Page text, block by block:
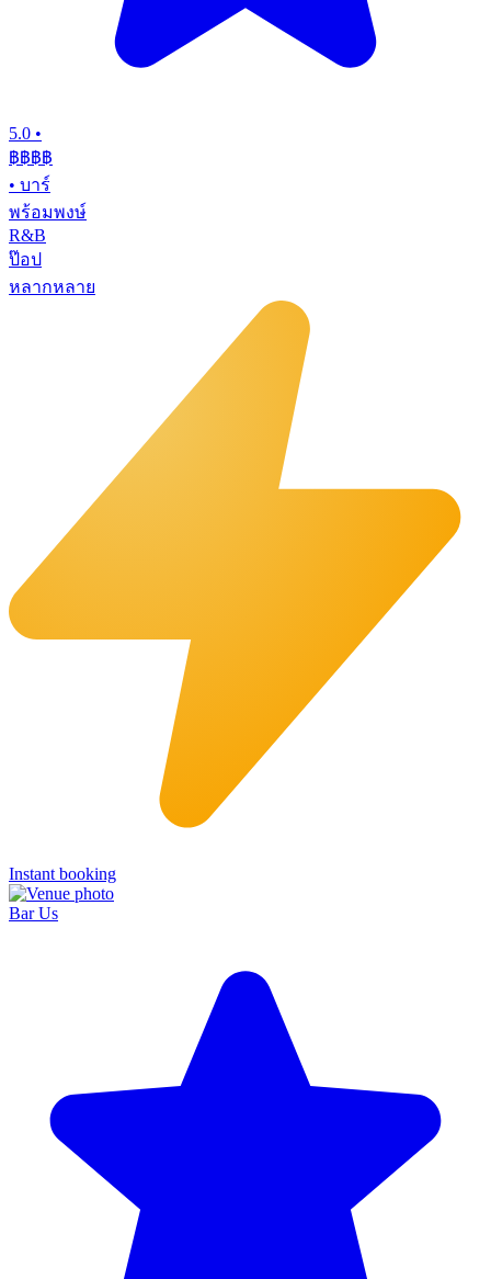
5.0 •
฿฿฿฿
• บาร์
พร้อมพงษ์
R&B
ป๊อป
หลากหลาย
Instant booking
Bar Us